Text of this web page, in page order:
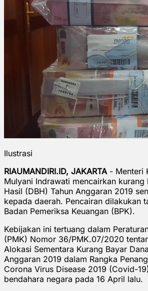
Ilustrasi
RIAUMANDIRI.ID, JAKARTA - Menteri
Mulyani Indrawati mencairkan kurang
Hasil (DBH) Tahun Anggaran 2019
kepada daerah. Pencairan dilakukan
Badan Pemeriksa Keuangan (BPK).
Kebijakan ini tertuang dalam
(PMK) Nomor 36/PMK.07/2020
Alokasi Sementara Kurang Bayar
Anggaran 2019 dalam Rangka
Corona Virus Disease 2019 (Covid-
bendahara negara pada 16 April lalu.